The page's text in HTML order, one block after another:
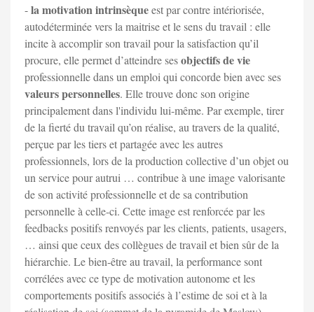
-la motivation intrinsèqueest par contre intériorisée,
autodéterminée vers la maitrise et le sens du travail : elle
incite à accomplir son travail pour la satisfaction qu’il
procure, elle permet d’atteindre sesobjectifs de vie
professionnelle dans un emploi qui concorde bien avec ses
valeurs personnelles. Elle trouve donc son origine
principalement dans l'individu lui-même. Par exemple, tirer
de la fierté du travail qu’on réalise, au travers de la qualité,
perçue par les tiers et partagée avec les autres
professionnels, lors de la production collective d’un objet ou
un service pour autrui … contribue à une image valorisante
de son activité professionnelle et de sa contribution
personnelle à celle-ci. Cette image est renforcée par les
feedbacks positifs renvoyés par les clients, patients, usagers,
… ainsi que ceux des collègues de travail et bien sûr de la
hiérarchie. Le bien-être au travail, la performance sont
corrélées avec ce type de motivation autonome et les
comportements positifs associés à l’estime de soi et à la